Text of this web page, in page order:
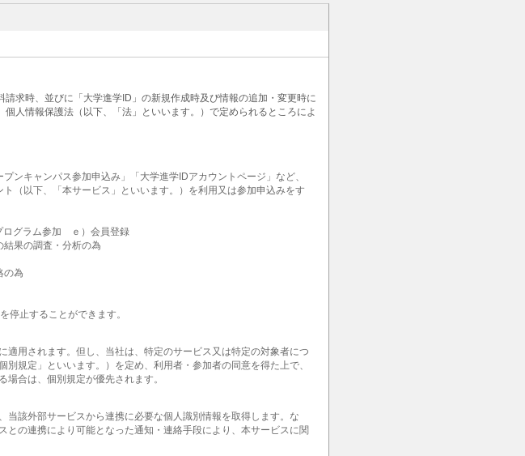
求時、並びに「大学進学ID」の新規作成時及び情報の追加・変更時に
人情報保護法（以下、「法」といいます。）で定められるところによ
ンキャンパス参加申込み」「大学進学IDアカウントページ」など、
（以下、「本サービス」といいます。）を利用又は参加申込みをす
グラム参加 ｅ）会員登録
結果の調査・分析の為
の為
停止することができます。
用されます。但し、当社は、特定のサービス又は特定の対象者につ
規定」といいます。）を定め、利用者・参加者の同意を得た上で、
合は、個別規定が優先されます。
該外部サービスから連携に必要な個人識別情報を取得します。な
の連携により可能となった通知・連絡手段により、本サービスに関